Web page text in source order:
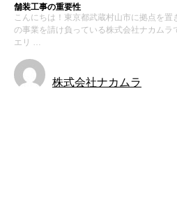
舗装工事の重要性
こんにちは！東京都武蔵村山市に拠点を
の事業を請け負っている株式会社ナカムラ
エリ …
株式会社ナカムラ